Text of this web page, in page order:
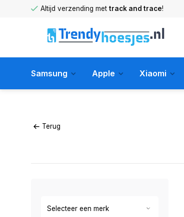
Altijd verzending met track and trace!
Samsung Apple Xiaomi
Terug